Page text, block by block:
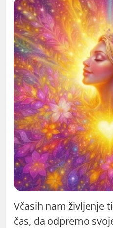
Včasih nam življenje
čas, da odpremo